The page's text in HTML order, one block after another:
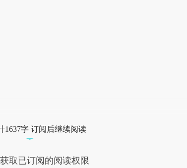
1637字 订阅后继续阅读
取已订阅的阅读权限